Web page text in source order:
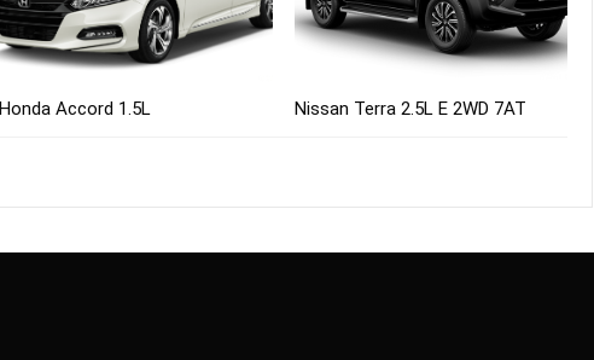
Honda Accord 1.5L Nissan Terra 2.5L E 2WD 7AT